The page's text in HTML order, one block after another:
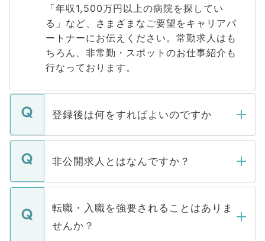
「年収1,500万円以上の病院を探してい
る」など、さまざまなご要望をキャリアパ
ートナーにお伝えください。常勤求人はも
ちろん、非常勤・スポットのお仕事紹介も
行なっております。
登録後は何をすればよいのですか
ご登録いただきましたら、弊社担当者がご
登録内容を確認し、その後メールもしくは
ます。通常、5営業日以内にはご連絡をせて
いただきますので、しばらくお待ちくださ
い。
非公開求人とはなんですか？
マイナビDOCTORで取り扱っている求人の
うち約3割は、Webサイトからご覧いただ
けない「非公開求人」です。非公開求人は
下記の理由によって、一般には公開してい
転職・入職を強要されることはありま
せんか？